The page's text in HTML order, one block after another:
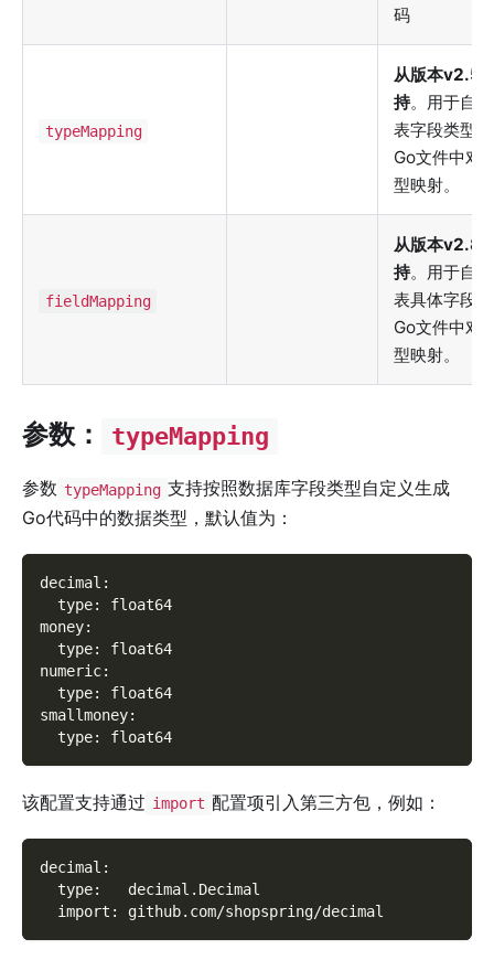
码
typeMapping
从版本v2.5
持。用于自
表字段类型
Go文件中对
型映射。
fieldMapping
从版本v2.8
持。用于自
表具体字段
Go文件中对
型映射。
参数： typeMapping
参数 typeMapping 支持按照数据库字段类型自定义生成
Go代码中的数据类型，默认值为：
decimal :
type:
float64
money:
type:
float64
numeric:
type:
float64
smallmoney:
type: float64
该配置支持通过 import 配置项引入第三方包，例如：
decimal :
type:
   decimal.Decimal
import : github.com/shopspring/decimal